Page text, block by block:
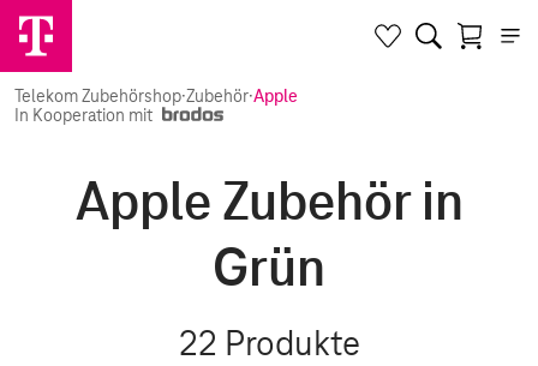
Telekom Zubehörshop·Zubehör·Apple
In Kooperation mit
Apple Zubehör in
Grün
22 Produkte